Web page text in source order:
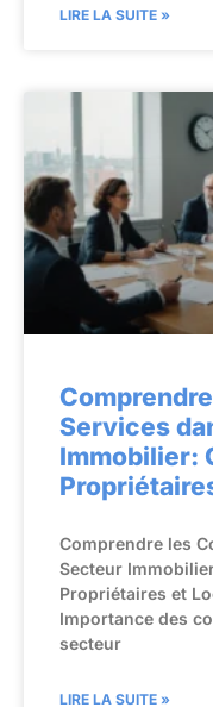
LIRE LA SUITE »
Services
Immobilier:
Comprendre les
Secteur
Propriétaires et
Importance des
secteur
LIRE LA SUITE »